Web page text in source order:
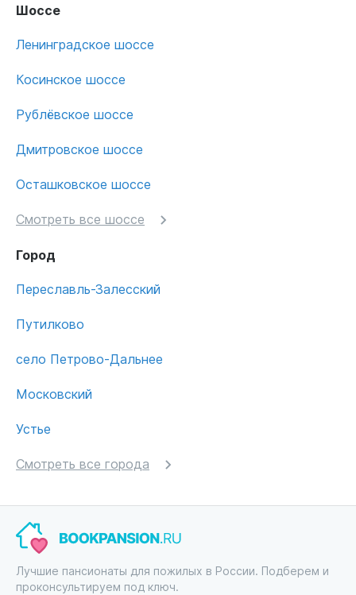
Шоссе
Ленинградское шоссе
Косинское шоссе
Рублёвское шоссе
Дмитровское шоссе
Осташковское шоссе
Смотреть все шоссе
Город
Переславль-Залесский
Путилково
село Петрово-Дальнее
Московский
Устье
Смотреть все города
Лучшие пансионаты для пожилых в России. Подберем и
проконсультируем под ключ.